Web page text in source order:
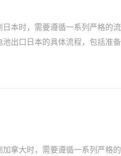
本时，需要遵循一系列严格的
出口日本的具体流程，包括准备
拿大时，需要遵循一系列严格